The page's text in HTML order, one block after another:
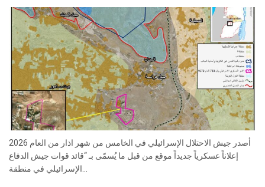
أصدر جيش الاحتلال الإسرائيلي في الخامس من شهر اذار من العام 2026
إعلاناً عسكرياً جديداً موقع من قبل ما يُسمّى بـ “قائد قوات جيش الدفاع
الإسرائيلي في منطقة...